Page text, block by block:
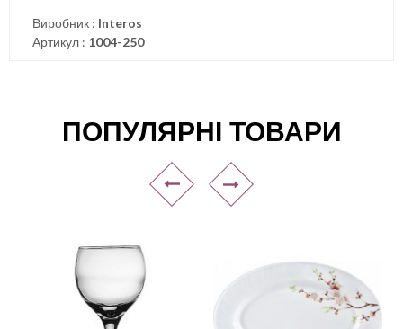
Виробник : Interos
Артикул : 1004-250
ПОПУЛЯРНІ ТОВАРИ